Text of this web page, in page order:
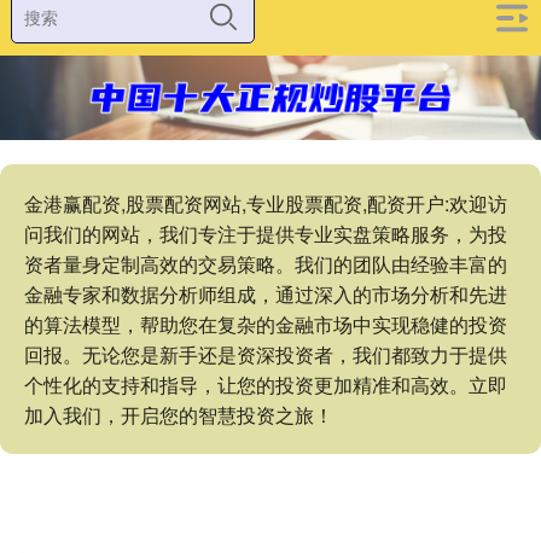
金港赢配资,股票配资网站,专业股票配资,配资开户:欢迎访
问我们的网站，我们专注于提供专业实盘策略服务，为投
资者量身定制高效的交易策略。我们的团队由经验丰富的
金融专家和数据分析师组成，通过深入的市场分析和先进
的算法模型，帮助您在复杂的金融市场中实现稳健的投资
回报。无论您是新手还是资深投资者，我们都致力于提供
个性化的支持和指导，让您的投资更加精准和高效。立即
加入我们，开启您的智慧投资之旅！